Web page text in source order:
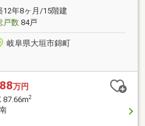
お店です。＝＝＝＝＝＝＝＝
＝＝＝＝＝＝＝
12年8ヶ月/15階建
戸数84戸
岐阜県大垣市錦町
万円
87.66m2